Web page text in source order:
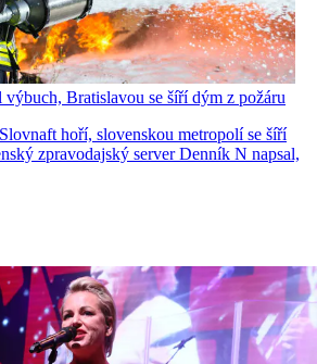
Bratislavou se šíří dým z požáru
hoří, slovenskou metropolí se šíří
zpravodajský server Denník N napsal,